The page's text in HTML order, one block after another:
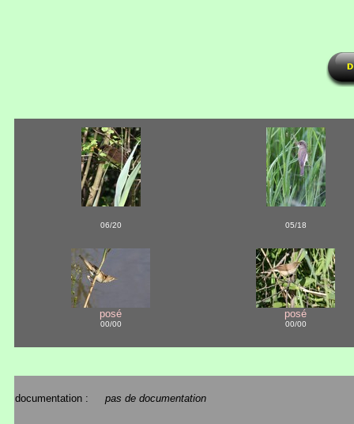
06/20 05/18
posé
00/00
posé
00/00
documentation : pas de documentation